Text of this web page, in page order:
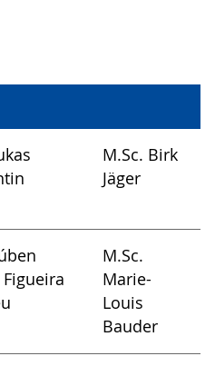
M.Sc. Birk
Jäger
M.Sc.
Marie-
Louis
Bauder